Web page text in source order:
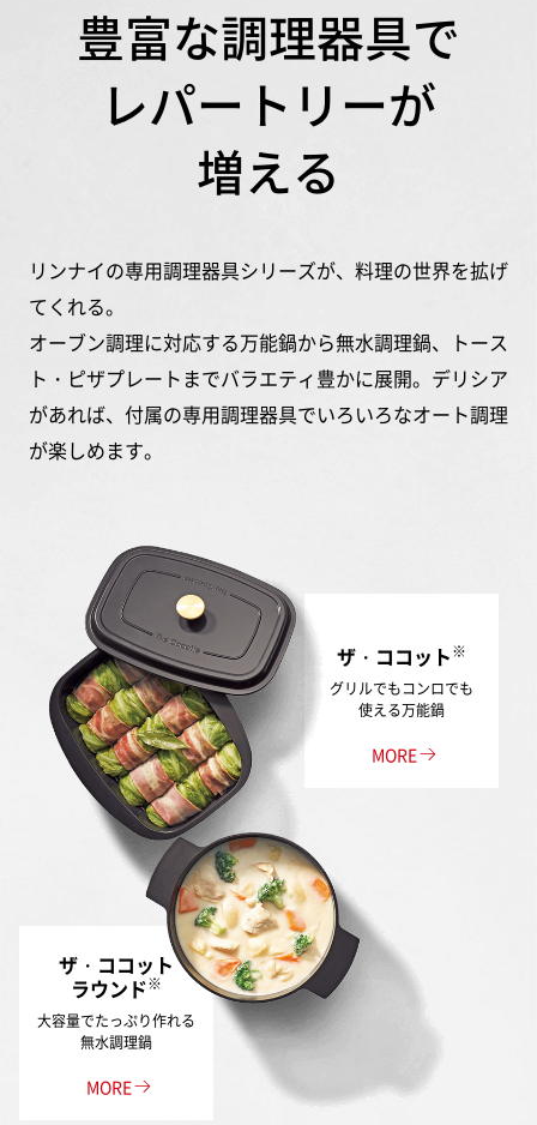
豊富な調理器具で
レパートリーが
増える
リンナイの専用調理器具シリーズが、料理の世界を拡げ
てくれる。
オーブン調理に対応する万能鍋から無水調理鍋、トース
ト・ピザプレートまでバラエティ豊かに展開。 デリシア
があれば、付属の専用調理器具でいろいろなオート調理
が楽しめます。
ザ・ココット※
グリルでもコンロでも
使える万能鍋
MORE
ザ・ココット
ラウンド※
大容量でたっぷり作れる
無水調理鍋
MORE